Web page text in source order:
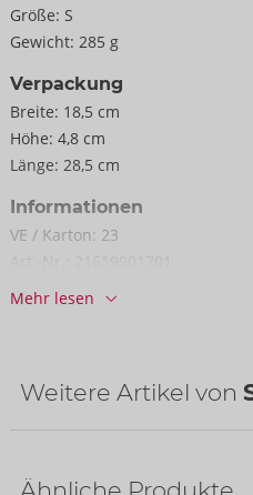
Größe: S
Gewicht: 285 g
Verpackung
Breite: 18,5 cm
Höhe: 4,8 cm
Länge: 28,5 cm
Informationen
VE / Karton: 23
Barcode:
Mehr lesen
Weitere Artikel von